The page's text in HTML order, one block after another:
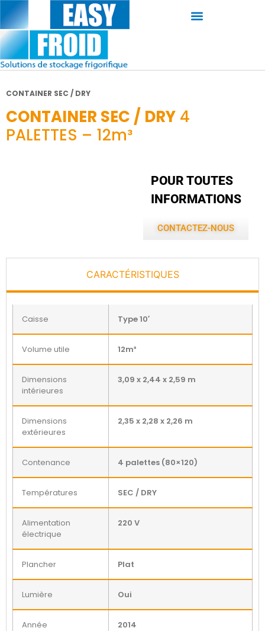
CONTAINER SEC / DRY
CONTAINER SEC / DRY 4
PALETTES – 12m³
POUR TOUTES
INFORMATIONS
CONTACTEZ-NOUS
CARACTÉRISTIQUES
Caisse Type 10′
Volume utile 12m³
Dimensions
intérieures
3,09 x 2,44 x 2,59 m
Dimensions
extérieures
2,35 x 2,28 x 2,26 m
Contenance 4 palettes (80×120)
Températures SEC / DRY
Alimentation
électrique
220 V
Plancher Plat
Lumière Oui
Année 2014